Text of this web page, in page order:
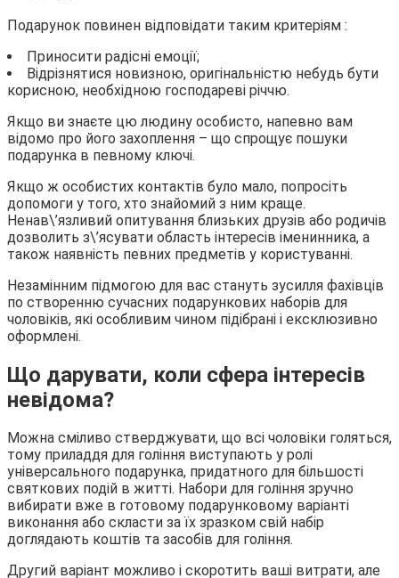
Подарунок повинен відповідати таким критеріям :
Приносити радісні емоції;
Відрізнятися новизною, оригінальністю небудь бути
корисною, необхідною господареві річчю.
Якщо ви знаєте цю людину особисто, напевно вам
відомо про його захоплення – що спрощує пошуки
подарунка в певному ключі.
Якщо ж особистих контактів було мало, попросіть
допомоги у того, хто знайомий з ним краще.
Ненав\’язливий опитування близьких друзів або родичів
дозволить з\’ясувати область інтересів іменинника, а
також наявність певних предметів у користуванні.
Незамінним підмогою для вас стануть зусилля фахівців
по створенню сучасних подарункових наборів для
чоловіків, які особливим чином підібрані і ексклюзивно
оформлені.
Що дарувати, коли сфера інтересів
невідома?
Можна сміливо стверджувати, що всі чоловіки голяться,
тому приладдя для гоління виступають у ролі
універсального подарунка, придатного для більшості
святкових подій в житті. Набори для гоління зручно
вибирати вже в готовому подарунковому варіанті
виконання або скласти за їх зразком свій набір
доглядають коштів та засобів для гоління.
Другий варіант можливо і скоротить ваші витрати, але